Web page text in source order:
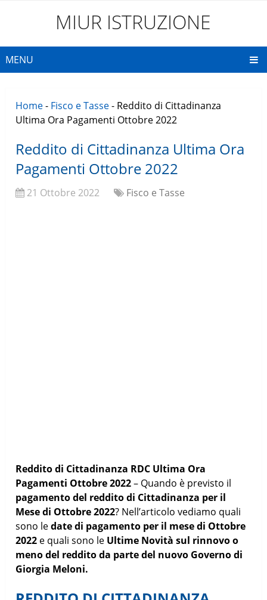
MIUR ISTRUZIONE
MENU
Home- Fisco e Tasse- Reddito di Cittadinanza
Ultima Ora Pagamenti Ottobre 2022
Reddito di Cittadinanza Ultima Ora
Pagamenti Ottobre 2022
21 Ottobre 2022 Fisco e Tasse
Reddito di Cittadinanza RDC Ultima Ora
Pagamenti Ottobre 2022– Quando è previsto il
pagamento del reddito di Cittadinanza per il
Mese di Ottobre 2022? Nell’articolo vediamo quali
sono ledate di pagamento per il mese di Ottobre
2022 e quali sono le Ultime Novità sul rinnovo o
meno del reddito da parte del nuovo Governo di
Giorgia Meloni.